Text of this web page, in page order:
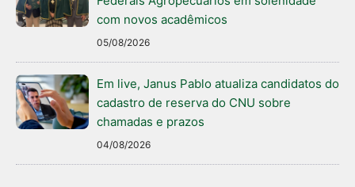
com novos acadêmicos
05/08/2026
Em live, Janus Pablo atualiza candidatos do
cadastro de reserva do CNU sobre
chamadas e prazos
04/08/2026